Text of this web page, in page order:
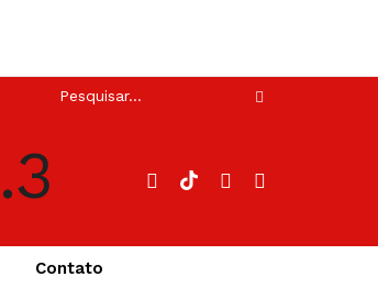
Contato